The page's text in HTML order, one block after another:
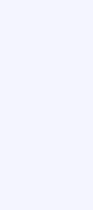
】未経験OK/将来的な